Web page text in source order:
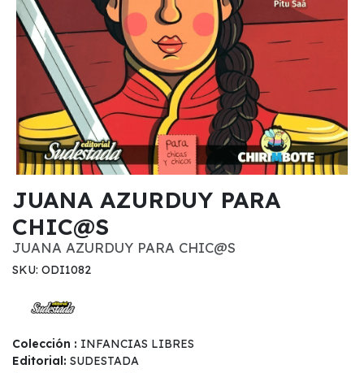
JUANA AZURDUY PARA
CHIC@S
JUANA AZURDUY PARA CHIC@S
SKU: ODI1082
Colección : INFANCIAS LIBRES
Editorial: SUDESTADA